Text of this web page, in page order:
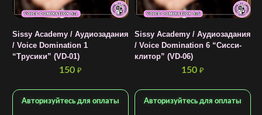
Sissy Academy / Аудиозадания
/ Voice Domination 1
“Трусики” (VD-01)
150 ₽
Авторизуйтесь для оплаты
Sissy Academy / Аудиозадания
/ Voice Domination 6 “Сисси-
клитор” (VD-06)
150 ₽
Авторизуйтесь для оплаты